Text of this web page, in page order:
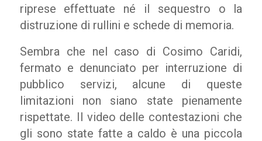
riprese effettuate né il sequestro o la
distruzione di rullini e schede di memoria.
Sembra che nel caso di Cosimo Caridi,
fermato e denunciato per interruzione di
pubblico servizi, alcune di queste
limitazioni non siano state pienamente
rispettate. Il video delle contestazioni che
gli sono state fatte a caldo è una piccola